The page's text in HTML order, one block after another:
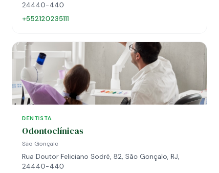
24440-440
+552120235111
DENTISTA
Odontoclínicas
São Gonçalo
Rua Doutor Feliciano Sodré, 82, São Gonçalo, RJ,
24440-440